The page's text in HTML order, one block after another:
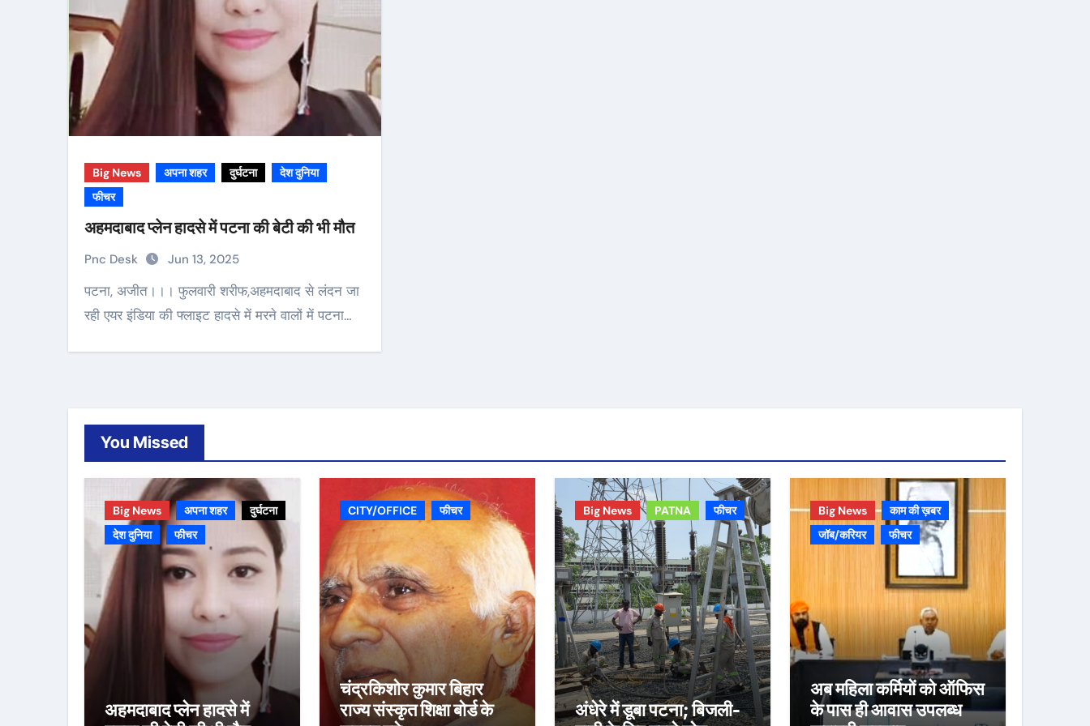
Big News अपना शहर दुर्घटना
देश दुनिया
फीचर
अहमदाबाद प्लेन हादसे में पटना की बेटी की भी मौत
Pnc Desk Jun 13, 2025
पटना, अजीत।।। फुलवारी शरीफ,अहमदाबाद से लंदन जा
रही एयर इंडिया की फ्लाइट हादसे में मरने वालों में पटना…
You Missed
Big News अपना शहर
दुर्घटना
देश दुनिया
फीचर
अहमदाबाद प्लेन हादसे में
CITY/OFFICE फीचर
चंद्रकिशोर कुमार बिहार
राज्य संस्कृत शिक्षा बोर्ड के
Big News PATNA फीचर
अंधेरे में डूबा पटना; बिजली-
Big News
काम की ख़बर
जॉब/करियर
फीचर
अब महिला कर्मियों को ऑफिस
के पास ही आवास उपलब्ध